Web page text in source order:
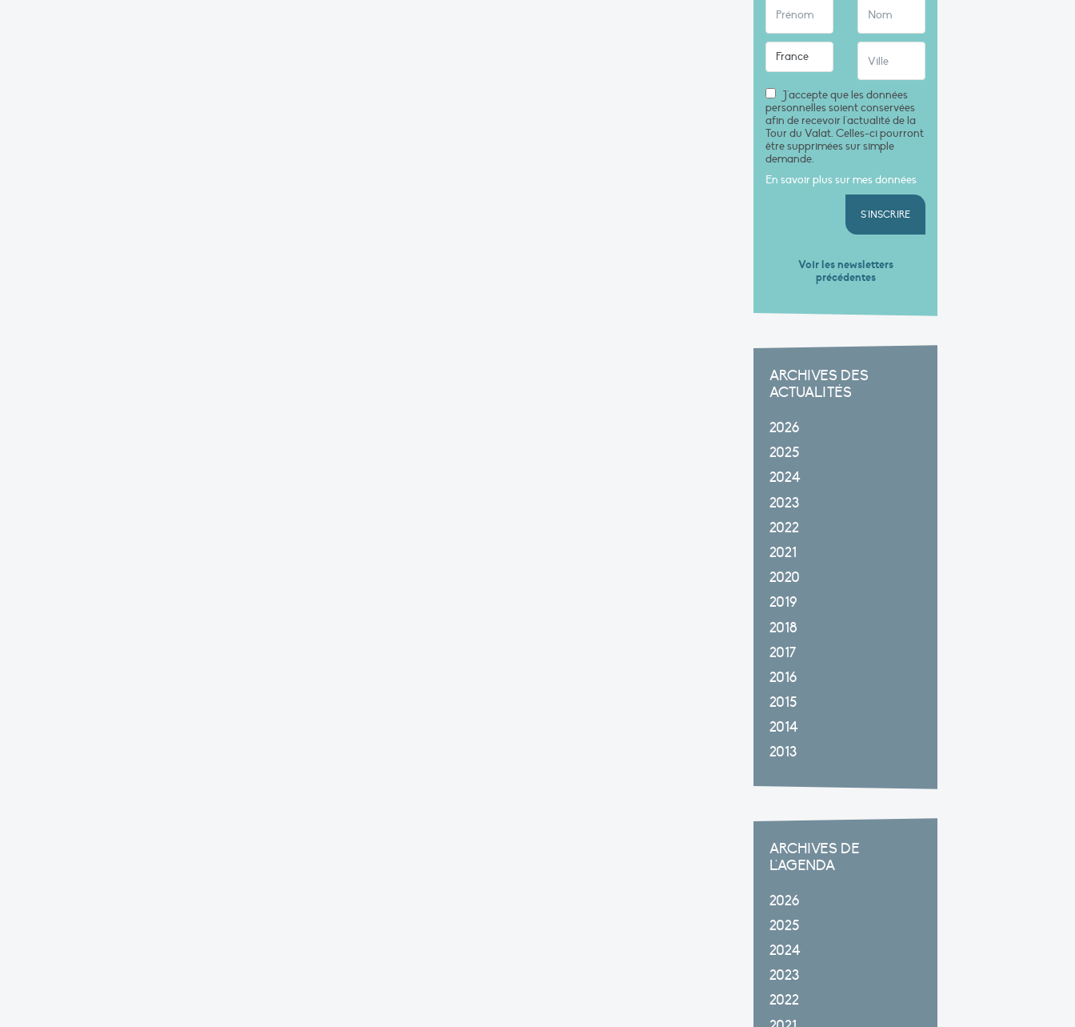
J'accepte que les données
personnelles soient conservées
afin de recevoir l'actualité de la
Tour du Valat. Celles-ci pourront
être supprimées sur simple
demande.
En savoir plus sur mes données
S'INSCRIRE
Voir les newsletters
précédentes
ARCHIVES DES
ACTUALITÉS
2026
2025
2024
2023
2022
2021
2020
2019
2018
2017
2016
2015
2014
2013
ARCHIVES DE
L'AGENDA
2026
2025
2024
2023
2022